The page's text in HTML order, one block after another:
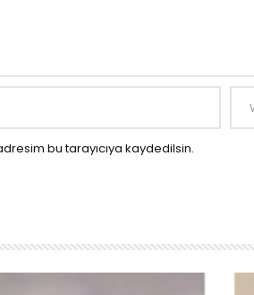
bu tarayıcıya kaydedilsin.